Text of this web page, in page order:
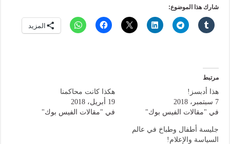
شارك هذا الموضوع:
المزيد
مرتبط
هذا أدبسز!
7 سبتمبر، 2018
في "مقالات الفيس بوك"
هكذا كانت محاكمنا
19 أبريل، 2018
في "مقالات الفيس بوك"
جليسة أطفال وطباخ في عالم
السياسة والإعلام!